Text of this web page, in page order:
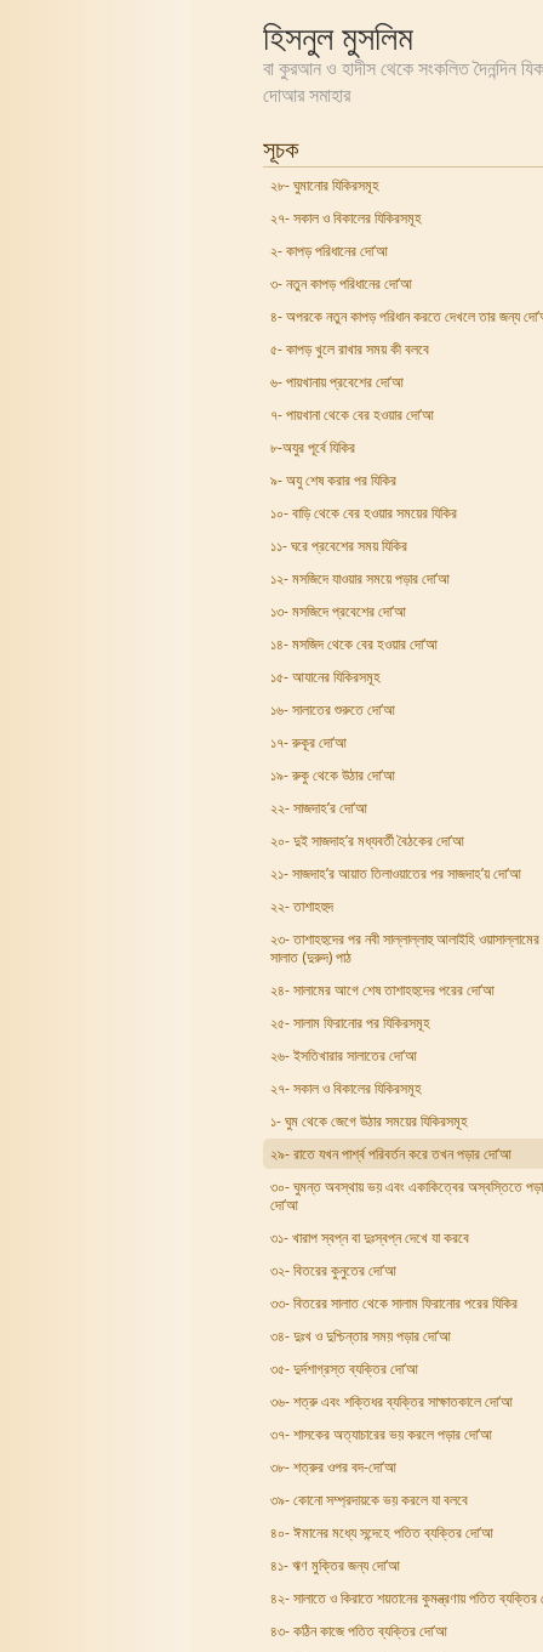
হিসনুল মুসলিম
বা কুরআন ও হাদীস থেকে সংকলিত দৈনন্দিন
দোআর সমাহার
সূচক
২৮- ঘুমানোর যিকিরসমূহ
২৭- সকাল ও বিকালের যিকিরসমূহ
২- কাপড় পরিধানের দো‘আ
৩- নতুন কাপড় পরিধানের দো‘আ
৪- অপরকে নতুন কাপড় পরিধান করতে দেখলে তার জন্য
৫- কাপড় খুলে রাখার সময় কী বলবে
৬- পায়খানায় প্রবেশের দো‘আ
৭- পায়খানা থেকে বের হওয়ার দো‘আ
৮-অযুর পূর্বে যিকির
৯- অযু শেষ করার পর যিকির
১০- বাড়ি থেকে বের হওয়ার সময়ের যিকির
১১- ঘরে প্রবেশের সময় যিকির
১২- মসজিদে যাওয়ার সময়ে পড়ার দো‘আ
১৩- মসজিদে প্রবেশের দো‘আ
১৪- মসজিদ থেকে বের হওয়ার দো‘আ
১৫- আযানের যিকিরসমূহ
১৬- সালাতের শুরুতে দো‘আ
১৭- রুকূর দো‘আ
১৯- রুকু থেকে উঠার দো‘আ
২২- সাজদাহ’র দো‘আ
২০- দুই সাজদাহ’র মধ্যবর্তী বৈঠকের দো‘আ
২১- সাজদাহ’র আয়াত তিলাওয়াতের পর সাজদাহ’য় দো‘আ
২২- তাশাহহুদ
২৩- তাশাহহুদের পর নবী সাল্লাল্লাহু আলাইহি
সালাত (দুরুদ) পাঠ
২৪- সালামের আগে শেষ তাশাহহুদের পরের দো‘আ
২৫- সালাম ফিরানোর পর যিকিরসমূহ
২৬- ইসতিখারার সালাতের দো‘আ
২৭- সকাল ও বিকালের যিকিরসমূহ
১- ঘুম থেকে জেগে উঠার সময়ের যিকিরসমূহ
২৯- রাতে যখন পার্শ্ব পরিবর্তন করে তখন পড়ার দো‘আ
৩০- ঘুমন্ত অবস্থায় ভয় এবং একাকিত্বের অস্বস্তিতে
দো‘আ
৩১- খারাপ স্বপ্ন বা দুঃস্বপ্ন দেখে যা করবে
৩২- বিতরের কুনুতের দো‘আ
৩৩- বিতরের সালাত থেকে সালাম ফিরানোর পরের যিকির
৩৪- দুঃখ ও দুশ্চিন্তার সময় পড়ার দো‘আ
৩৫- দুর্দশাগ্রস্ত ব্যক্তির দো‘আ
৩৬- শত্রু এবং শক্তিধর ব্যক্তির সাক্ষাতকালে দো‘আ
৩৭- শাসকের অত্যাচারের ভয় করলে পড়ার দো‘আ
৩৮- শত্রুর ওপর বদ-দো‘আ
৩৯- কোনো সম্প্রদায়কে ভয় করলে যা বলবে
৪০- ঈমানের মধ্যে সন্দেহে পতিত ব্যক্তির দো‘আ
৪১- ঋণ মুক্তির জন্য দো‘আ
৪২- সালাতে ও কিরাতে শয়তানের কুমন্ত্রণায় পতিত
৪৩- কঠিন কাজে পতিত ব্যক্তির দো‘আ